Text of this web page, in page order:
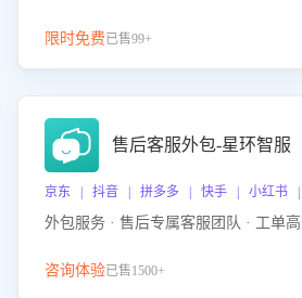
限时免费已售99+
售后客服外包-星环智服
京东 | 抖音 | 拼多多 | 快手 | 小红书 |
外包服务 · 售后专属客服团队 · 工单
咨询体验已售1500+